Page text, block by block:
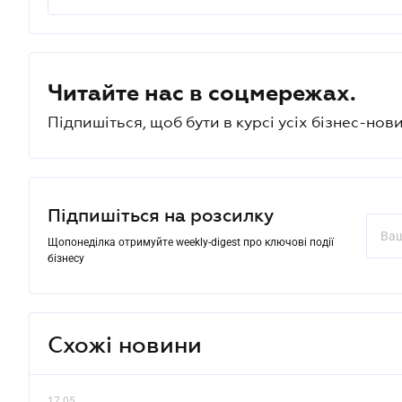
Читайте нас в соцмережах.
Підпишіться, щоб бути в курсі усіх бізнес-
Підпишіться на розсилку
Щопонеділка отримуйте weekly-digest про ключові події
бізнесу
Схожі новини